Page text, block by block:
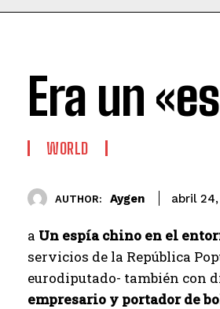
Era un
WORLD
AUTHOR: Aygen abril
a Un espía chino en el
servicios de la República
eurodiputado- también con
empresario y portador de